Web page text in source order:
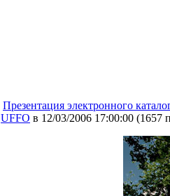
Презентация электронного
UFFO в 12/03/2006 17:00:00 (1657